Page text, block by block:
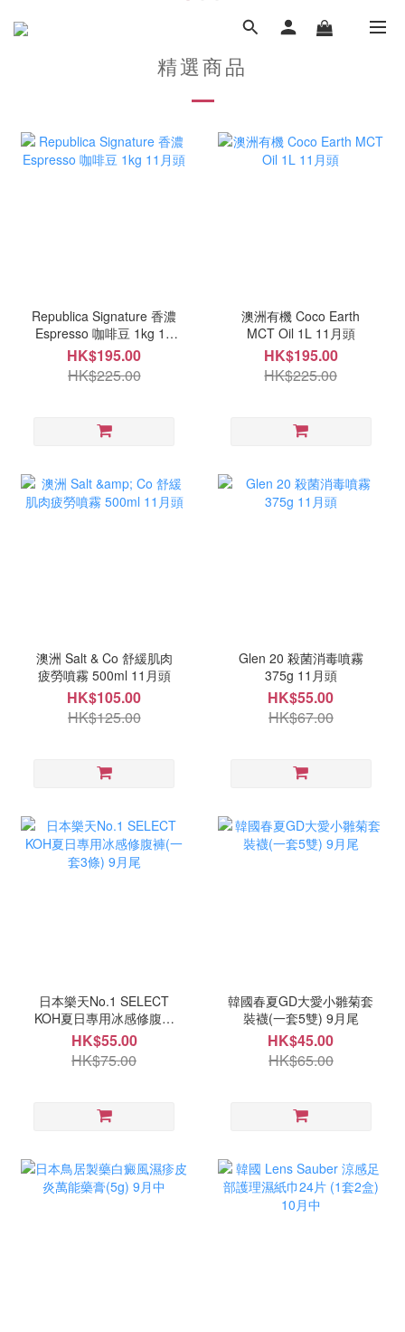
精選商品
Republica Signature 香濃
Espresso 咖啡豆 1kg 11
月頭
HK$195.00
HK$225.00
澳洲有機 Coco Earth
MCT Oil 1L 11月頭
HK$195.00
HK$225.00
澳洲 Salt & Co 舒緩肌肉
疲勞噴霧 500ml 11月頭
HK$105.00
HK$125.00
Glen 20 殺菌消毒噴霧
375g 11月頭
HK$55.00
HK$67.00
日本樂天No.1 SELECT
KOH夏日專用冰感修腹褲
(一套3條) 9月尾
HK$55.00
HK$75.00
韓國春夏GD大愛小雛菊套
裝襪(一套5雙) 9月尾
HK$45.00
HK$65.00